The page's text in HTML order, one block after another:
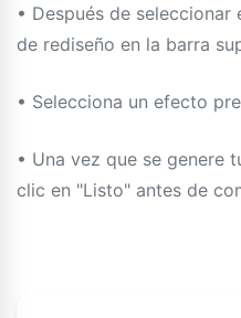
• Después de
de rediseño en la barra
• Selecciona un efecto
• Una vez que se genere
clic en "Listo" antes de